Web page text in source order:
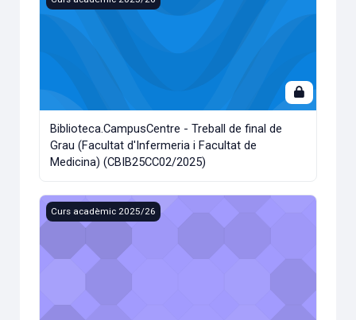
Biblioteca.CampusCentre - Treball de final de
Grau (Facultat d'Infermeria i Facultat de
Medicina) (CBIB25CC02/2025)
Prova de col·locació d'anglès (CMAU2369/2025)
Curs acadèmic 2025/26